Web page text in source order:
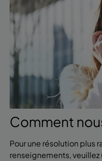
Comment
Pour une résolution plus
renseignements,